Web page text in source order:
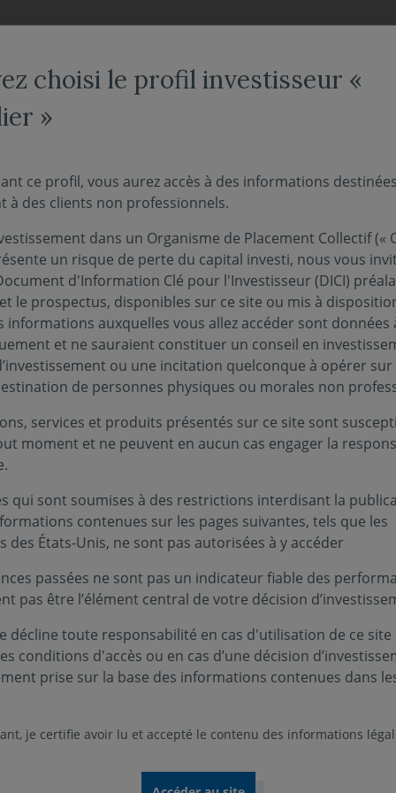
gérant - L'intelligence
: hégémonie,
03 juin 2026
l'art de résumer un livre de 500 pages en une
aux indices européens, les méthodes
: les performances actuelles ne reposent plus
concentration extrême autour de
résumer un livre de 500 pages en une seule page de
les méthodes statistiques mettent en lumière
plus sur une dynamique de reprise globale, mais sur
artificielle (IA).
animent le marché européen depuis le début de
Composantes Principales (PCA). Cette méthodologie
sources de variation des prix. Le verdict des
à elle seule près de 20 % de la variance globale du
constat traduit une concentration absolue : l'écosystème
choisi le profil investisseur «
»
ce profil, vous aurez accès à des informations
à des clients non professionnels.
dans un Organisme de Placement Collectif («
un risque de perte du capital investi, nous vous
d'Information Clé pour l'Investisseur (DICI)
le prospectus, disponibles sur ce site ou mis à
informations auxquelles vous allez accéder sont données
et ne sauraient constituer un conseil en
ou une incitation quelconque à opérer sur
de personnes physiques ou morales non
services et produits présentés sur ce site sont
moment et ne peuvent en aucun cas engager la
qui sont soumises à des restrictions interdisant la
contenues sur les pages suivantes, tels que les
des États-Unis, ne sont pas autorisées à y accéder
passées ne sont pas un indicateur fiable des
pas être l’élément central de votre décision
décline toute responsabilité en cas d'utilisation de ce
conditions d'accès ou en cas d’une décision
prise sur la base des informations contenues dans
je certifie avoir lu et accepté le contenu des informations